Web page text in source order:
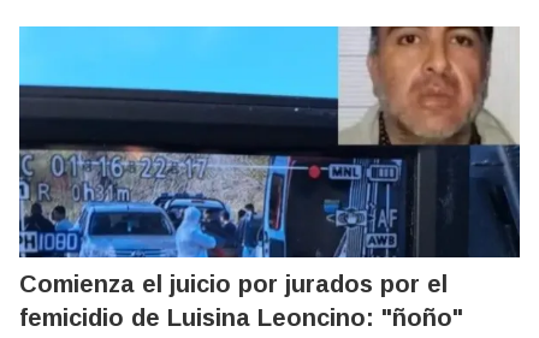
Comienza el juicio por jurados por el
femicidio de Luisina Leoncino: "ñoño"